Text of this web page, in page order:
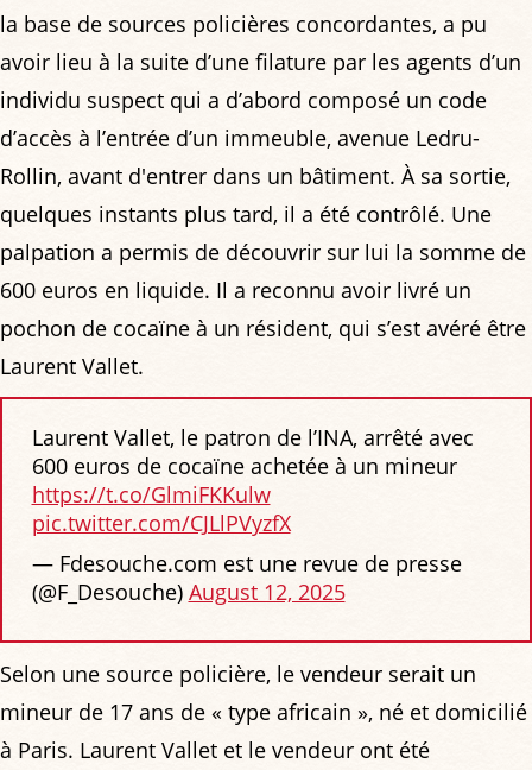
la base de sources policières concordantes, a pu
avoir lieu à la suite d’une filature par les agents d’un
individu suspect qui a d’abord composé un code
d’accès à l’entrée d’un immeuble, avenue Ledru-
Rollin, avant d'entrer dans un bâtiment. À sa sortie,
quelques instants plus tard, il a été contrôlé. Une
palpation a permis de découvrir sur lui la somme de
600 euros en liquide. Il a reconnu avoir livré un
pochon de cocaïne à un résident, qui s’est avéré être
Laurent Vallet.
Laurent Vallet, le patron de l’INA, arrêté avec
600 euros de cocaïne achetée à un mineur
https://t.co/GlmiFKKulw
pic.twitter.com/CJLlPVyzfX
— Fdesouche.com est une revue de presse
(@F_Desouche) August 12, 2025
Selon une source policière, le vendeur serait un
mineur de 17 ans de « type africain », né et domicilié
à Paris. Laurent Vallet et le vendeur ont été